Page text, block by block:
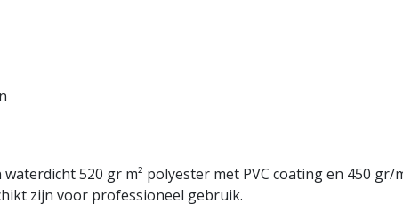
520 gr m² polyester met PVC coating en 450 gr/
zijn voor professioneel gebruik.